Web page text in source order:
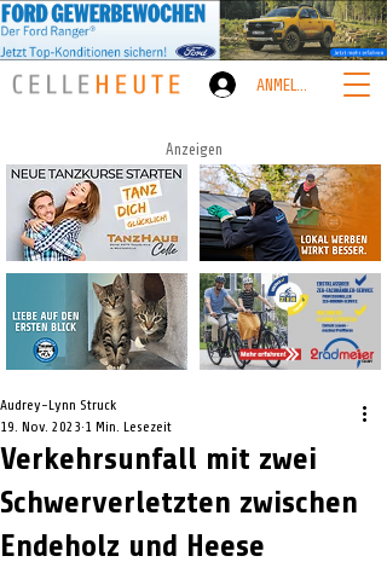
ANMELDEN
Anzeigen
Verkehrsunfall mit zwei
Schwerverletzten zwischen
Endeholz und Heese
Audrey-Lynn Struck
19. Nov. 2023 1 Min. Lesezeit